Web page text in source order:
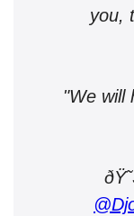
you,
"We will